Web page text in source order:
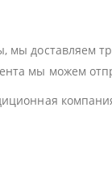
мы доставляем
мы можем